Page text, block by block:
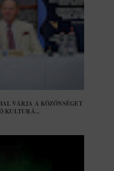
VÁRJA A KÖZÖNSÉGET
KULTURÁ...